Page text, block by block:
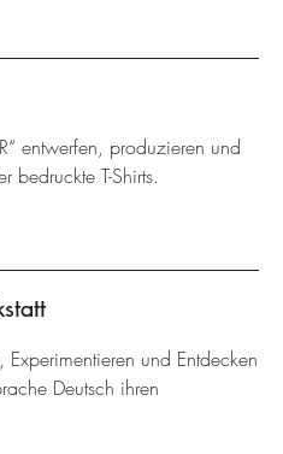
entwerfen, produzieren und
bedruckte T-Shirts.
und Entdecken
Deutsch ihren